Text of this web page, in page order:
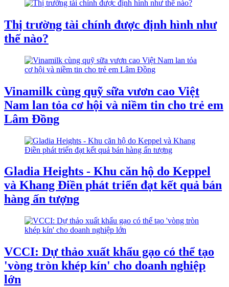
Thị trường tài chính được định hình như
thế nào?
Vinamilk cùng quỹ sữa vươn cao Việt
Nam lan tỏa cơ hội và niềm tin cho trẻ em
Lâm Đồng
Gladia Heights - Khu căn hộ do Keppel
và Khang Điền phát triển đạt kết quả bán
hàng ấn tượng
VCCI: Dự thảo xuất khẩu gạo có thể tạo
'vòng tròn khép kín' cho doanh nghiệp
lớn